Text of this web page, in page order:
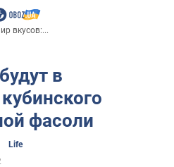
вкусов:...
в
фасоли
Life